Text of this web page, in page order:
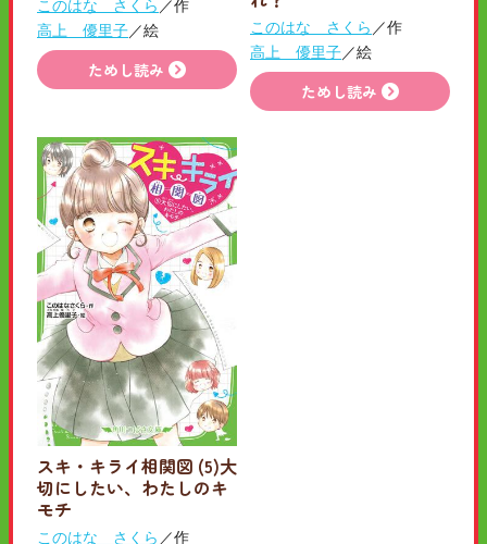
このはな さくら ／作
高上 優里子／絵
ためし読み
このはな さくら ／作
高上 優里子／絵
ためし読み
スキ・キライ相関図 (5)大
切にしたい、わたしのキ
モチ
このはな さくら ／作